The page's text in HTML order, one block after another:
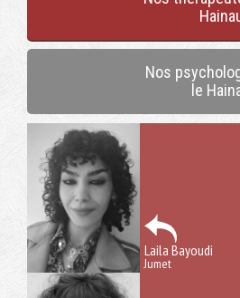
Nos
le
Laila Bayoudi
Jumet